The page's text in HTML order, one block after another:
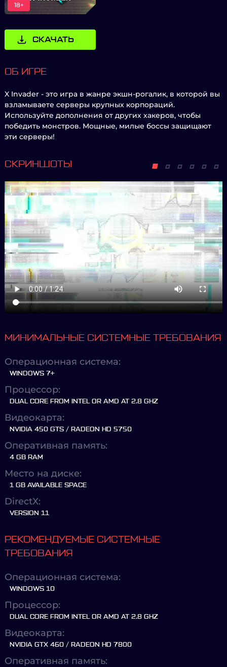
18+
СКАЧАТЬ
ОБ ИГРЕ
X Invader - это игра в жанре экшн-рогалик, в которой вы
взламываете серверы крупных корпораций.
Используйте дополнения от других хакеров, чтобы
победить монстров. Мощные, милые боссы защищают
эти серверы!
СКРИНШОТЫ
МИНИМАЛЬНЫЕ СИСТЕМНЫЕ ТРЕБОВАНИЯ
Операционная система:
WINDOWS 7+
Процессор:
DUAL CORE FROM INTEL OR AMD AT 2.8 GHZ
Видеокарта:
NVIDIA 450 GTS / RADEON HD 5750
Оперативная память:
4 GB RAM
Место на диске:
1 GB AVAILABLE SPACE
DirectX:
VERSION 11
РЕКОМЕНДУЕМЫЕ СИСТЕМНЫЕ
ТРЕБОВАНИЯ
Операционная система:
WINDOWS 10
Процессор:
DUAL CORE FROM INTEL OR AMD AT 2.8 GHZ
Видеокарта:
NVIDIA GTX 460 / RADEON HD 7800
Оперативная память: